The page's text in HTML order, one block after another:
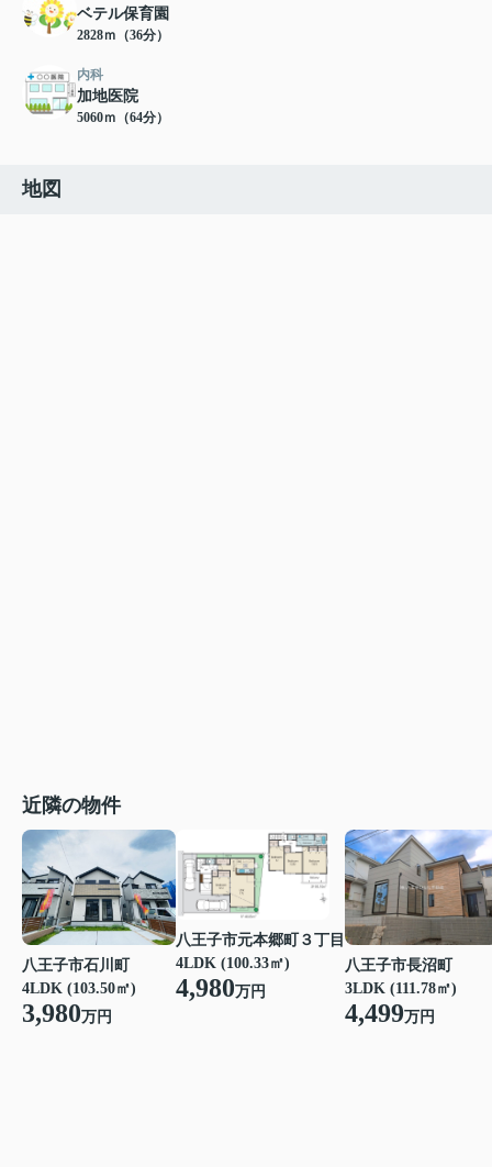
ベテル保育園
2828ｍ（36分）
内科
加地医院
5060ｍ（64分）
地図
近隣の物件
八王子市石川町
4LDK (103.50㎡)
3,980万円
八王子市元本郷町３丁目
4LDK (100.33㎡)
4,980万円
八王子市長沼町
3LDK (111.78㎡)
4,499万円